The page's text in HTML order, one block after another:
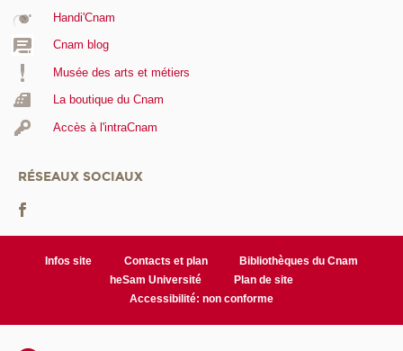
Handi'Cnam
Cnam blog
Musée des arts et métiers
La boutique du Cnam
Accès à l'intraCnam
RÉSEAUX SOCIAUX
Infos site Contacts et plan
Bibliothèques du Cnam
heSam Université
Plan de site
Accessibilité: non conforme